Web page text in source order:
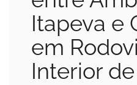
Itapeva e
em
Interior